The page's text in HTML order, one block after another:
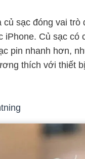
củ sạc đóng vai trò
iPhone. Củ sạc có
pin nhanh hơn,
thích với thiết